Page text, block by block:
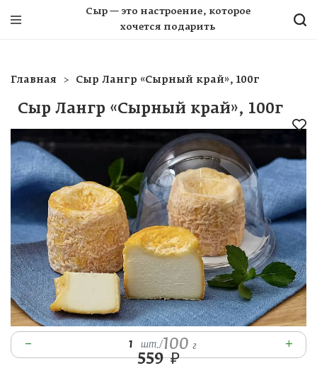
Сыр — это настроение, которое
хочется подарить
Главная Сыр Лангр «Сырный край», 100г
Сыр Лангр «Сырный край», 100г
– 1 шт. /100 г +
559₽